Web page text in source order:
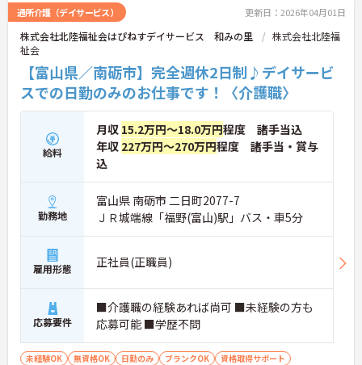
通所介護（デイサービス） 更新日：2026年04月01日
株式会社北陸福祉会はぴねすデイサービス 和みの里
株式会社北陸福
祉会
【富山県／南砺市】完全週休2日制♪デイサービ
スでの日勤のみのお仕事です！〈介護職〉
給料
月収 15.2万円～18.0万円程度 諸手当込
年収 227万円～270万円程度 諸手当・賞与
込
勤務地
富山県 南砺市 二日町2077-7
ＪＲ城端線「福野(富山)駅」バス・車5分
雇用形態 正社員(正職員)
応募要件
■介護職の経験あれば尚可 ■未経験の方も
応募可能 ■学歴不問
未経験OK 無資格OK 日勤のみ ブランクOK
資格取得サポート